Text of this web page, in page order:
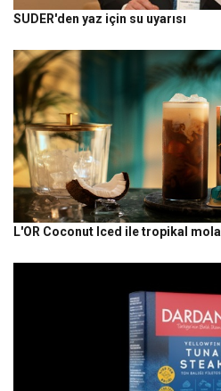
SUDER'den yaz için su uyarısı
L'OR Coconut Iced ile tropikal mola